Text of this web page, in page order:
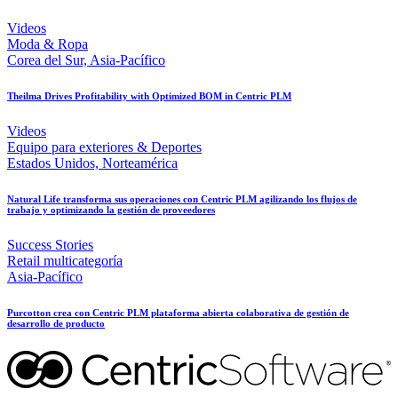
Videos
Moda & Ropa
Corea del Sur, Asia-Pacífico
Theilma Drives Profitability with Optimized BOM in Centric PLM
Videos
Equipo para exteriores & Deportes
Estados Unidos, Norteamérica
Natural Life transforma sus operaciones con Centric PLM agilizando los flujos de
trabajo y optimizando la gestión de proveedores
Success Stories
Retail multicategoría
Asia-Pacífico
Purcotton crea con Centric PLM plataforma abierta colaborativa de gestión de
desarrollo de producto